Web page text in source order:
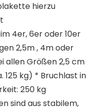
hierzu
4er, 6er oder 10er
2,5m , 4m oder
allen Größen 2,5 cm
125 kg) * Bruchlast in
250 kg
sind aus stabilem,